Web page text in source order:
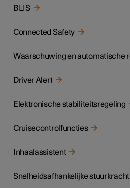
BLIS
Connected Safety
Driver Alert
Elektronische stabiliteitsregeling
Cruisecontrolfuncties
Inhaalassistent
Snelheidsafhankelijke stuurkracht